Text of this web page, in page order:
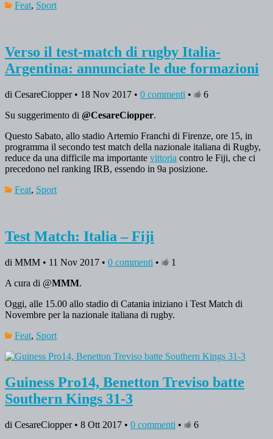
Feat, Sport
Verso il test-match di rugby Italia-
Argentina: annunciate le due formazioni
di CesareCiopper • 18 Nov 2017 • 0 commenti •
6
Su suggerimento di @CesareCiopper.
Questo Sabato, allo stadio Artemio Franchi di Firenze, ore 15, in
programma il secondo test match della nazionale italiana di Rugby,
reduce da una difficile ma importante vittoria contro le Fiji, che ci
precedono nel ranking IRB, essendo in 9a posizione.
Feat, Sport
Test Match: Italia – Fiji
di MMM • 11 Nov 2017 • 0 commenti •
1
A cura di @MMM.
Oggi, alle 15.00 allo stadio di Catania iniziano i Test Match di
Novembre per la nazionale italiana di rugby.
Feat, Sport
Guiness Pro14, Benetton Treviso batte
Southern Kings 31-3
di CesareCiopper • 8 Ott 2017 • 0 commenti •
6